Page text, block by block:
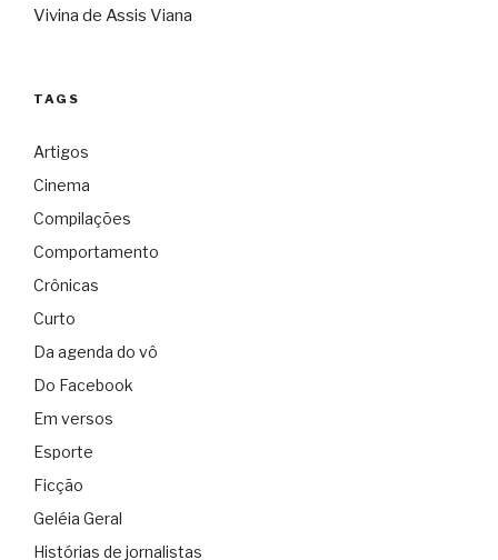
Vivina de Assis Viana
TAGS
Artigos
Cinema
Compilações
Comportamento
Crônicas
Curto
Da agenda do vô
Do Facebook
Em versos
Esporte
Ficção
Geléia Geral
Histórias de jornalistas